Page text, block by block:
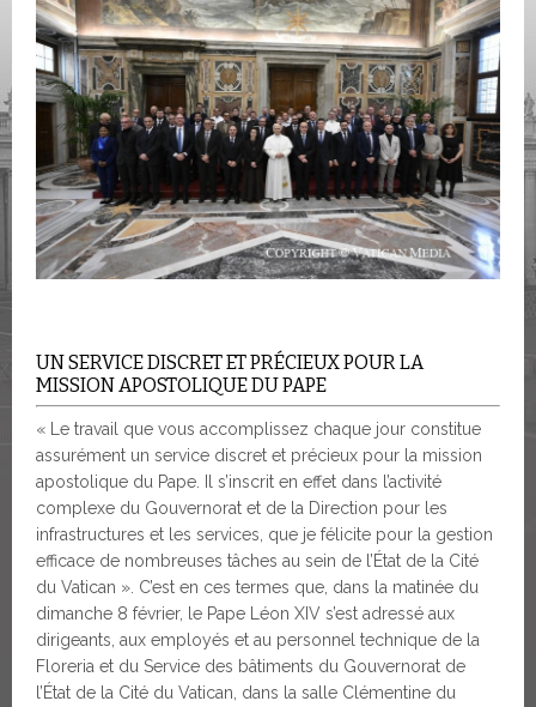
UN SERVICE DISCRET ET PRÉCIEUX POUR LA
MISSION APOSTOLIQUE DU PAPE
« Le travail que vous accomplissez chaque jour constitue
assurément un service discret et précieux pour la mission
apostolique du Pape. Il s’inscrit en effet dans l’activité
complexe du Gouvernorat et de la Direction pour les
infrastructures et les services, que je félicite pour la gestion
efficace de nombreuses tâches au sein de l’État de la Cité
du Vatican ». C’est en ces termes que, dans la matinée du
dimanche 8 février, le Pape Léon XIV s’est adressé aux
dirigeants, aux employés et au personnel technique de la
Floreria et du Service des bâtiments du Gouvernorat de
l’État de la Cité du Vatican, dans la salle Clémentine du